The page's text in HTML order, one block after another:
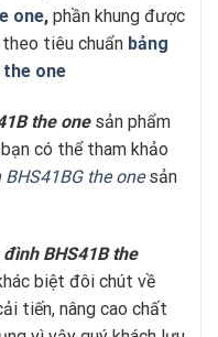
one, phần khung được
tiêu chuẩn bảng
one
the one sản phẩm
có thể tham khảo
the onesản
BHS41Bthe
biệt đôi chút về
tiến, nâng cao chất